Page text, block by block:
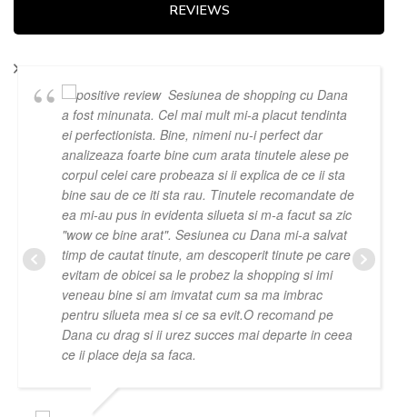
REVIEWS
Sesiunea de shopping cu Dana
a fost minunata. Cel mai mult mi-a placut tendinta
ei perfectionista. Bine, nimeni nu-i perfect dar
analizeaza foarte bine cum arata tinutele alese pe
corpul celei care probeaza si ii explica de ce ii sta
bine sau de ce iti sta rau. Tinutele recomandate de
ea mi-au pus in evidenta silueta si m-a facut sa zic
"wow ce bine arat". Sesiunea cu Dana mi-a salvat
timp de cautat tinute, am descoperit tinute pe care
evitam de obicei sa le probez la shopping si imi
veneau bine si am imvatat cum sa ma imbrac
pentru silueta mea si ce sa evit.O recomand pe
Dana cu drag si ii urez succes mai departe in ceea
ce ii place deja sa faca.